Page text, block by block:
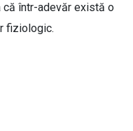
că într-adevăr există o
fiziologic.